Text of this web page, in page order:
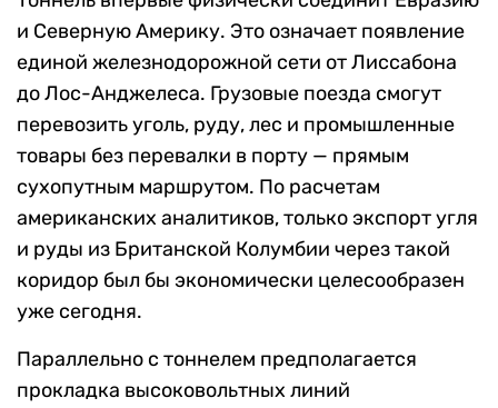
и Северную Америку. Это означает появление
единой железнодорожной сети от Лиссабона
до Лос-Анджелеса. Грузовые поезда смогут
перевозить уголь, руду, лес и промышленные
товары без перевалки в порту — прямым
сухопутным маршрутом. По расчетам
американских аналитиков, только экспорт угля
и руды из Британской Колумбии через такой
коридор был бы экономически целесообразен
уже сегодня.
Параллельно с тоннелем предполагается
прокладка высоковольтных линий